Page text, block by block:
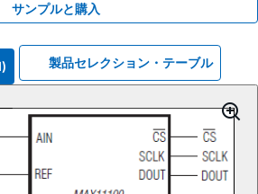
サンプルと購入
製品セレクション・テーブル